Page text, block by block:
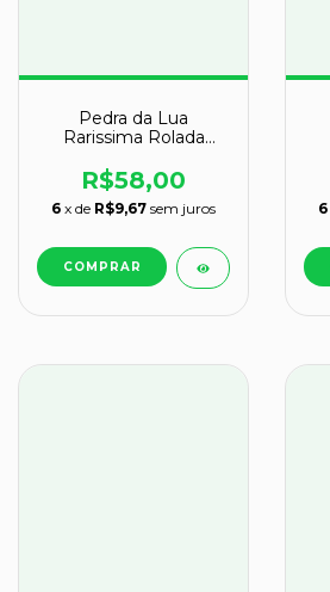
Pedra da Lua
Rarissima Rolada
Cod 123870
R$58,00
6 x de R$9,67 sem juros 6